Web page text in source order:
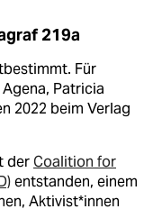
219a
Für
Patricia
2022 beim Verlag
derCoalition for
entstanden, einem
Ak­ti­vis­t*in­nen